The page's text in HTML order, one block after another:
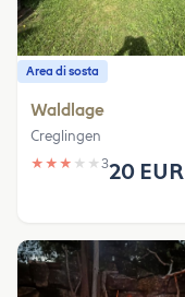
Area di sosta
Waldlage
Creglingen
★ ★ ★ ★ ★ 320 EUR